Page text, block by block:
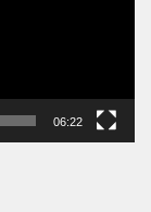
06:22